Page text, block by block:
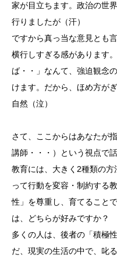
家が目立ちます。政治の世
行りましたが（汗）
ですから真っ当な意見とも
横行しすぎる感があります
ば・・」なんて、強迫観念
けます。だから、ほめ方が
自然（泣）
さて、ここからはあなたが
講師・・・）という視点で話
教育には、大きく2種類の
って行動を変容・制約する
性」を尊重し、育てること
は、どちらが好みですか？
多くの人は、後者の「積極
だ、現実の生活の中で、叱